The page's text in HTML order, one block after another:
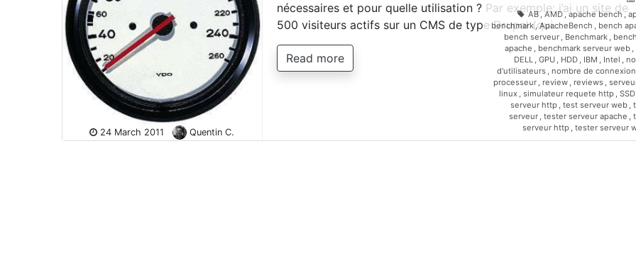
24 March 2011 Quentin C.
nécessaires et pour quelle utilisation ? Par exemple: j’ai un site de
500 visiteurs actifs sur un CMS de type Drupal (qui…
Read more
AB,AMD,apache bench,
benchmark,ApacheBench , bench
bench serveur , Benchmark ,
apache , benchmark serveur web ,
DELL , GPU , HDD , IBM , Intel ,
d'utilisateurs , nombre de connexion
processeur , review , reviews ,
linux , simulateur requete http , SSD
serveur http , test serveur web ,
serveur , tester serveur apache ,
serveur http , tester serveur